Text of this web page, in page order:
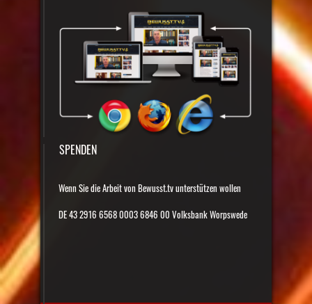
SPENDEN
Wenn Sie die Arbeit von Bewusst.tv unterstützen wollen
DE 43 2916 6568 0003 6846 00 Volksbank Worpswede